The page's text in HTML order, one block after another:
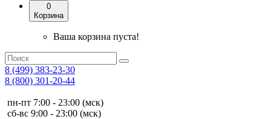
0
Корзина
Ваша корзина пуста!
8 (499) 383-23-30
8 (800) 301-20-44
пн-пт 7:00 - 23:00 (мск)
сб-вс 9:00 - 23:00 (мск)